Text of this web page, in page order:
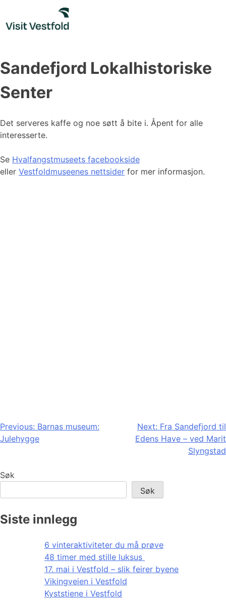
content
Sandefjord Lokalhistoriske
Senter
Det serveres kaffe og noe søtt å bite i. Åpent for alle
interesserte.
Se Hvalfangstmuseets facebookside
eller Vestfoldmuseenes nettsider for mer informasjon.
Innleggsnavigasjon
Previous: Barnas museum:
Julehygge
Next: Fra Sandefjord til
Edens Have – ved Marit
Slyngstad
Søk
Søk
Siste innlegg
6 vinteraktiviteter du må prøve
48 timer med stille luksus
17. mai i Vestfold – slik feirer byene
Vikingveien i Vestfold
Kyststiene i Vestfold